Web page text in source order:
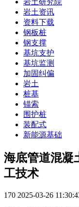
岩土研究院
岩土资讯
资料下载
钢板桩
钢支撑
基坑支护
基坑监测
加固纠偏
岩土
桩基
锚索
围护桩
装配式
新能源基础
海底管道混凝
工技术
170 2025-03-26